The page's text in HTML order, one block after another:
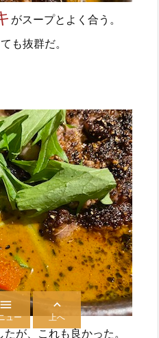
がスープとよく合う。
も抜群だ。
たが、これも良かった。

ュー

上へ